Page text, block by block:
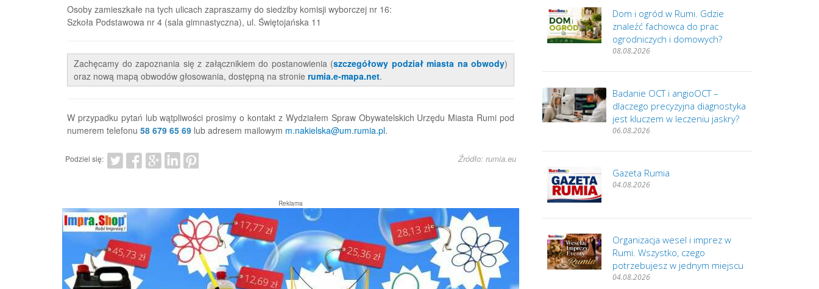
Osoby zamieszkałe na tych ulicach zapraszamy do siedziby komisji wyborczej nr 16:
Szkoła Podstawowa nr 4 (sala gimnastyczna), ul. Świętojańska 11
Zachęcamy do zapoznania się z załącznikiem do postanowienia (szczegółowy podział miasta na obwody)
oraz nową mapą obwodów głosowania, dostępną na stronie rumia.e-mapa.net.
W przypadku pytań lub wątpliwości prosimy o kontakt z Wydziałem Spraw Obywatelskich Urzędu Miasta Rumi pod
numerem telefonu 58 679 65 69 lub adresem mailowym m.nakielska@um.rumia.pl.
Podziel się: Źródło: rumia.eu
Reklama
Dom i ogród w Rumi. Gdzie
znaleźć fachowca do prac
ogrodniczych i domowych?
08.08.2026
Badanie OCT i angioOCT –
dlaczego precyzyjna diagnostyka
jest kluczem w leczeniu jaskry?
06.08.2026
Gazeta Rumia
04.08.2026
Organizacja wesel i imprez w
Rumi. Wszystko, czego
potrzebujesz w jednym miejscu
04.08.2026